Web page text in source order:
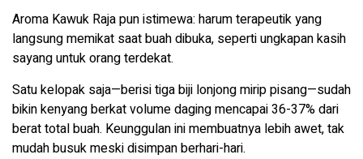
Aroma Kawuk Raja pun istimewa: harum terapeutik yang
langsung memikat saat buah dibuka, seperti ungkapan kasih
sayang untuk orang terdekat.
Satu kelopak saja—berisi tiga biji lonjong mirip pisang—sudah
bikin kenyang berkat volume daging mencapai 36-37% dari
berat total buah. Keunggulan ini membuatnya lebih awet, tak
mudah busuk meski disimpan berhari-hari.